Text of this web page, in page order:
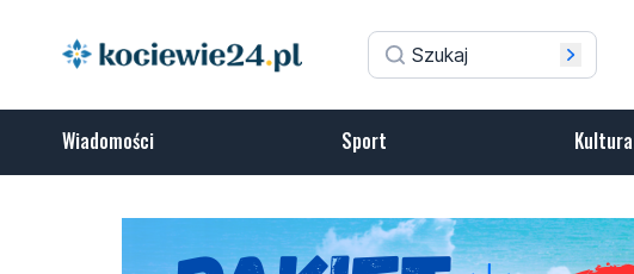
Wiadomości Sport Kultura